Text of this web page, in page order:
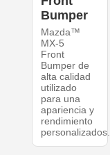
Bumper
Mazda™
MX-5
Front
Bumper de
alta calidad
utilizado
para una
apariencia y
rendimiento
personalizados.